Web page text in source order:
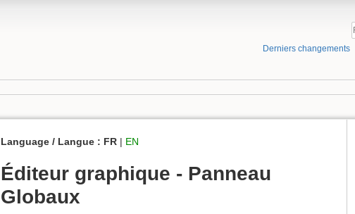
Derniers changements
Language / Langue : FR | EN
Éditeur graphique - Panneau
Globaux